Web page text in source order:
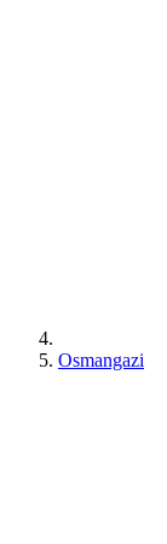
Osmangazi